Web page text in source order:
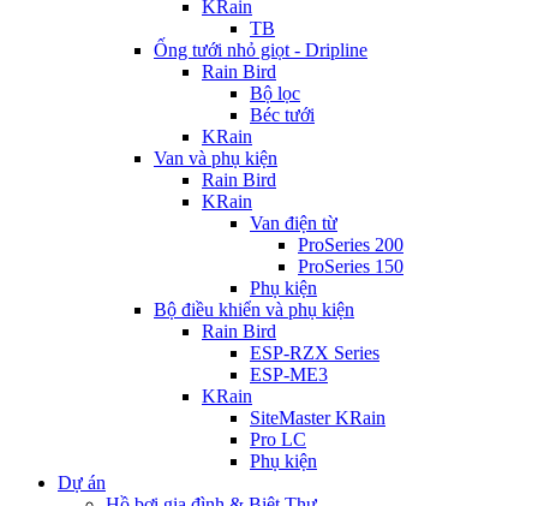
KRain
TB
Ống tưới nhỏ giọt - Dripline
Rain Bird
Bộ lọc
Béc tưới
KRain
Van và phụ kiện
Rain Bird
KRain
Van điện từ
ProSeries 200
ProSeries 150
Phụ kiện
Bộ điều khiển và phụ kiện
Rain Bird
ESP-RZX Series
ESP-ME3
KRain
SiteMaster KRain
Pro LC
Phụ kiện
Dự án